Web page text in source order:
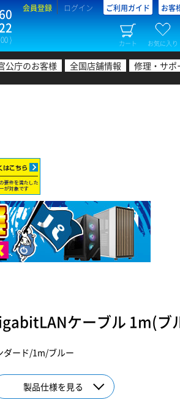
)
会員登録 ログイン ご利用ガイド お客
カート お気に入り
公庁のお客様 全国店舗情報 修理・サポ
ケーブル 1m(ブ
ダード/1m/ブルー
製品仕様を見る